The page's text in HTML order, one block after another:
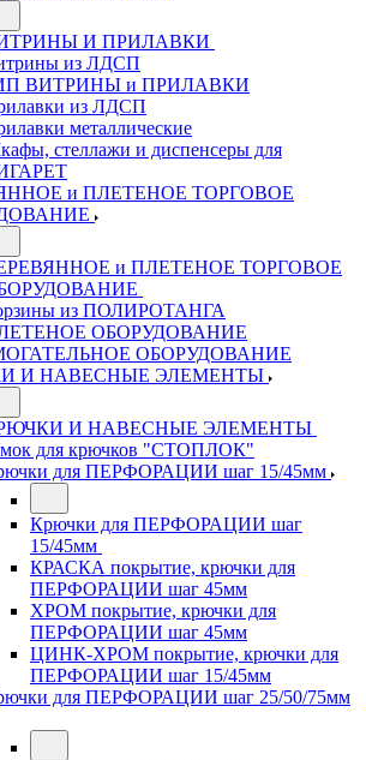
И ПРИЛАВКИ
из ЛДСП
ВИТРИНЫ и ПРИЛАВКИ
из ЛДСП
металлические
стеллажи и диспенсеры для
и ПЛЕТЕНОЕ ТОРГОВОЕ
и ПЛЕТЕНОЕ ТОРГОВОЕ
из ПОЛИРОТАНГА
ОБОРУДОВАНИЕ
ОБОРУДОВАНИЕ
И НАВЕСНЫЕ ЭЛЕМЕНТЫ
И НАВЕСНЫЕ ЭЛЕМЕНТЫ
для крючков "СТОПЛОК"
для ПЕРФОРАЦИИ шаг 15/45мм
Крючки для ПЕРФОРАЦИИ шаг
15/45мм
КРАСКА покрытие, крючки для
ПЕРФОРАЦИИ шаг 45мм
ХРОМ покрытие, крючки для
ПЕРФОРАЦИИ шаг 45мм
ЦИНК-ХРОМ покрытие, крючки для
ПЕРФОРАЦИИ шаг 15/45мм
для ПЕРФОРАЦИИ шаг 25/50/75мм